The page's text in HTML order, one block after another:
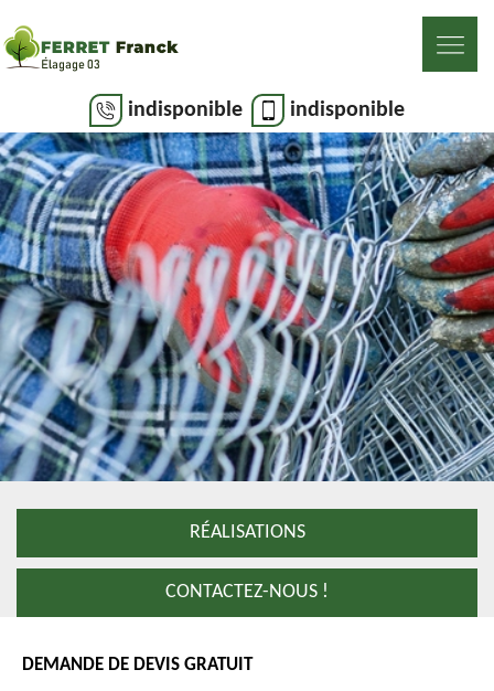
indisponible indisponible
RÉALISATIONS
CONTACTEZ-NOUS !
DEMANDE DE DEVIS GRATUIT